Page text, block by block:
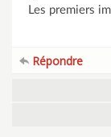
Les premiers
Répondre